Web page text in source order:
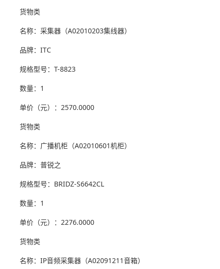
货物类
名称：采集器（A02010203集线器）
品牌：ITC
规格型号：T-8823
数量：1
单价（元）：2570.0000
货物类
名称：广播机柜（A02010601机柜）
品牌：普锐之
规格型号：BRIDZ-S6642CL
数量：1
单价（元）：2276.0000
货物类
名称：IP音频采集器（A02091211音箱）